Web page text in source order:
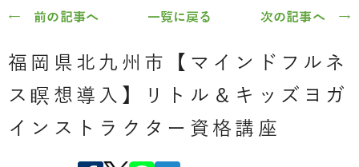
← 前の記事へ 一覧に戻る 次の記事へ →
福岡県北九州市【マインドフルネ
ス瞑想導入】リトル＆キッズヨガ
インストラクター資格講座